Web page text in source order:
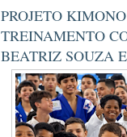
PROJETO
TREINAMENTO
BEATRIZ SOUZA